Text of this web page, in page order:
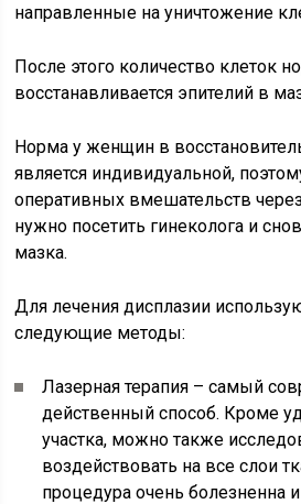
направленные на уничтожение
После этого количество клеток
восстанавливается эпителий в
Норма у женщин в
является индивидуальной,
оперативных вмешательств
нужно посетить гинеколога и
мазка.
Для лечения дисплазии
следующие методы:
Лазерная терапия – самый
действенный способ. Кроме
участка, можно также
воздействовать на все слои
процедура очень болезненна